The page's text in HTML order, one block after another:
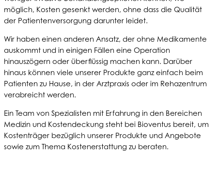
möglich, Kosten gesenkt werden, ohne dass die Qualität
der Patientenversorgung darunter leidet.
Wir haben einen anderen Ansatz, der ohne Medikamente
auskommt und in einigen Fällen eine Operation
hinauszögern oder überflüssig machen kann. Darüber
hinaus können viele unserer Produkte ganz einfach beim
Patienten zu Hause, in der Arztpraxis oder im Rehazentrum
verabreicht werden.
Ein Team von Spezialisten mit Erfahrung in den Bereichen
Medizin und Kostendeckung steht bei Bioventus bereit, um
Kostenträger bezüglich unserer Produkte und Angebote
sowie zum Thema Kostenerstattung zu beraten.